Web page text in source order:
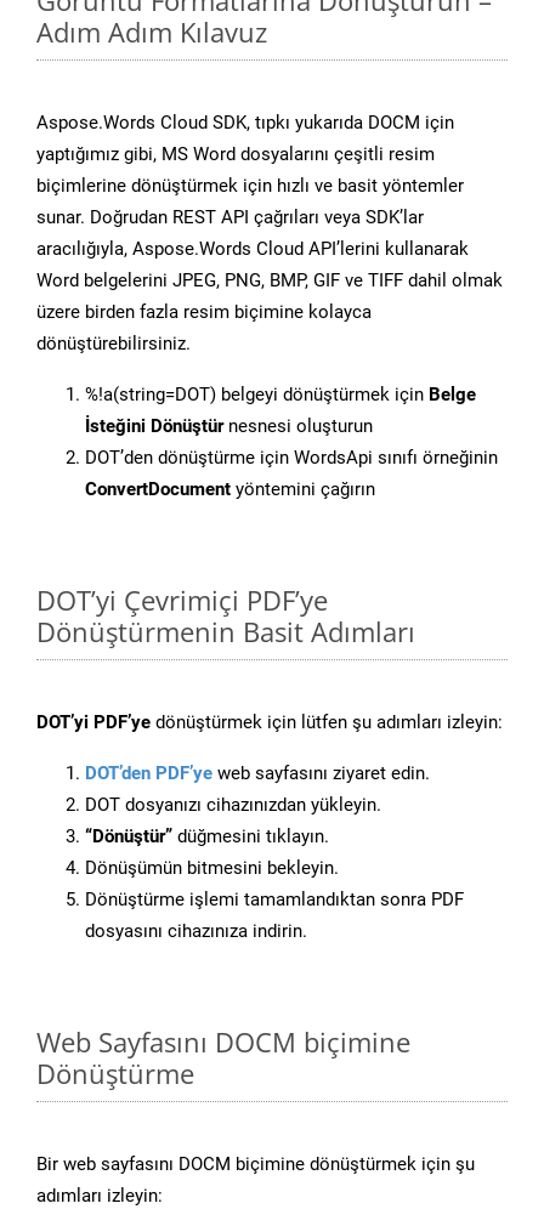
Adım Adım Kılavuz
Aspose.Words Cloud SDK, tıpkı yukarıda DOCM için
yaptığımız gibi, MS Word dosyalarını çeşitli resim
biçimlerine dönüştürmek için hızlı ve basit yöntemler
sunar. Doğrudan REST API çağrıları veya SDK’lar
aracılığıyla, Aspose.Words Cloud API’lerini kullanarak
Word belgelerini JPEG, PNG, BMP, GIF ve TIFF dahil olmak
üzere birden fazla resim biçimine kolayca
dönüştürebilirsiniz.
%!a(string=DOT) belgeyi dönüştürmek için Belge
İsteğini Dönüştürnesnesi oluşturun
DOT’den dönüştürme için WordsApi sınıfı örneğinin
ConvertDocument yöntemini çağırın
DOT’yi Çevrimiçi PDF’ye
Dönüştürmenin Basit Adımları
DOT’yi PDF’ye dönüştürmek için lütfen şu adımları izleyin:
DOT’den PDF’ye web sayfasını ziyaret edin.
DOT dosyanızı cihazınızdan yükleyin.
“Dönüştür” düğmesini tıklayın.
Dönüşümün bitmesini bekleyin.
Dönüştürme işlemi tamamlandıktan sonra PDF
dosyasını cihazınıza indirin.
Web Sayfasını DOCM biçimine
Dönüştürme
Bir web sayfasını DOCM biçimine dönüştürmek için şu
adımları izleyin: